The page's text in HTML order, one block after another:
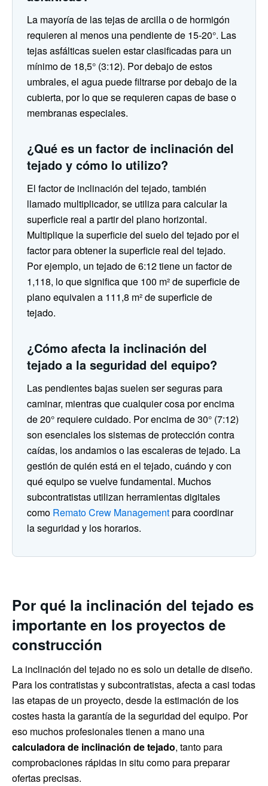
La mayoría de las tejas de arcilla o de hormigón
requieren al menos una pendiente de 15-20°. Las
tejas asfálticas suelen estar clasificadas para un
mínimo de 18,5° (3:12). Por debajo de estos
umbrales, el agua puede filtrarse por debajo de la
cubierta, por lo que se requieren capas de base o
membranas especiales.
¿Qué es un factor de inclinación del
tejado y cómo lo utilizo?
El factor de inclinación del tejado, también
llamado multiplicador, se utiliza para calcular la
superficie real a partir del plano horizontal.
Multiplique la superficie del suelo del tejado por el
factor para obtener la superficie real del tejado.
Por ejemplo, un tejado de 6:12 tiene un factor de
1,118, lo que significa que 100 m² de superficie de
plano equivalen a 111,8 m² de superficie de
tejado.
¿Cómo afecta la inclinación del
tejado a la seguridad del equipo?
Las pendientes bajas suelen ser seguras para
caminar, mientras que cualquier cosa por encima
de 20° requiere cuidado. Por encima de 30° (7:12)
son esenciales los sistemas de protección contra
caídas, los andamios o las escaleras de tejado. La
gestión de quién está en el tejado, cuándo y con
qué equipo se vuelve fundamental. Muchos
subcontratistas utilizan herramientas digitales
como Remato Crew Managementpara coordinar
la seguridad y los horarios.
Por qué la inclinación del tejado es
importante en los proyectos de
construcción
La inclinación del tejado no es solo un detalle de diseño.
Para los contratistas y subcontratistas, afecta a casi todas
las etapas de un proyecto, desde la estimación de los
costes hasta la garantía de la seguridad del equipo. Por
eso muchos profesionales tienen a mano una
calculadora de inclinación de tejado, tanto para
comprobaciones rápidas in situ como para preparar
ofertas precisas.